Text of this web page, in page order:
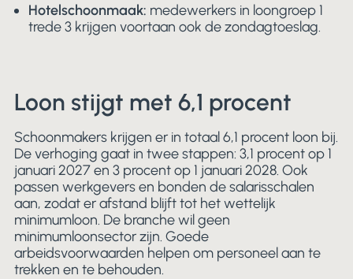
Hotelschoonmaak: medewerkers in loongroep 1
trede 3 krijgen voortaan ook de zondagtoeslag.
Loon stijgt met 6,1 procent
Schoonmakers krijgen er in totaal 6,1 procent loon bij.
De verhoging gaat in twee stappen: 3,1 procent op 1
januari 2027 en 3 procent op 1 januari 2028. Ook
passen werkgevers en bonden de salarisschalen
aan, zodat er afstand blijft tot het wettelijk
minimumloon. De branche wil geen
minimumloonsector zijn. Goede
arbeidsvoorwaarden helpen om personeel aan te
trekken en te behouden.